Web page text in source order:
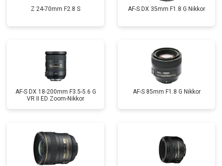
Z 24-70mm F2.8 S AF-S DX 35mm F1.8 G Nikkor
AF-S DX 18-200mm F3.5-5.6 G
VR II ED Zoom-Nikkor
AF-S 85mm F1.8 G Nikkor